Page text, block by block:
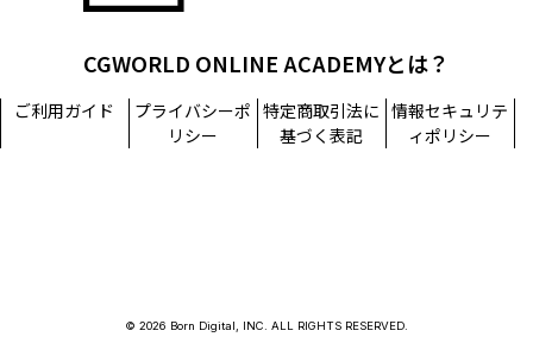
CGWORLD ONLINE ACADEMYとは？
ご利用ガイド
プライバシーポ
リシー
特定商取引法に
基づく表記
情報セキュリテ
ィポリシー
© 2026 Born Digital, INC. ALL RIGHTS RESERVED.